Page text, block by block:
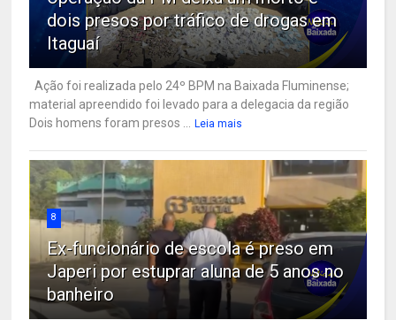
dois presos por tráfico de drogas em
Itaguaí
Ação foi realizada pelo 24º BPM na Baixada Fluminense;
material apreendido foi levado para a delegacia da região
Dois homens foram presos ...
Leia mais
8
Ex-funcionário de escola é preso em
Japeri por estuprar aluna de 5 anos no
banheiro